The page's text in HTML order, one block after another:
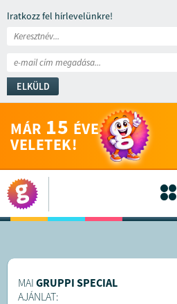
Iratkozz fel hírlevelünkre!
ELKÜLD
MÁR 15 ÉVE
VELETEK!
MAI GRUPPI SPECIAL
AJÁNLAT: